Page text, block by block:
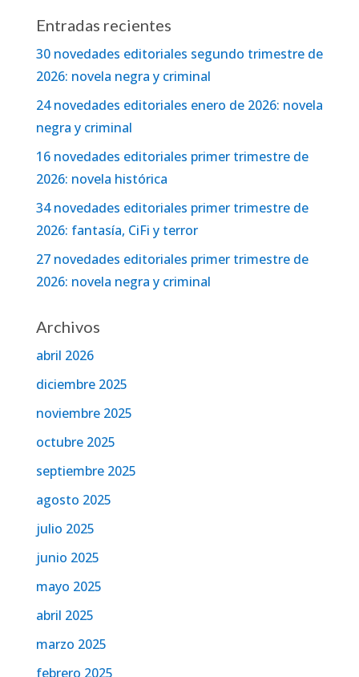
Entradas recientes
30 novedades editoriales segundo trimestre de
2026: novela negra y criminal
24 novedades editoriales enero de 2026: novela
negra y criminal
16 novedades editoriales primer trimestre de
2026: novela histórica
34 novedades editoriales primer trimestre de
2026: fantasía, CiFi y terror
27 novedades editoriales primer trimestre de
2026: novela negra y criminal
Archivos
abril 2026
diciembre 2025
noviembre 2025
octubre 2025
septiembre 2025
agosto 2025
julio 2025
junio 2025
mayo 2025
abril 2025
marzo 2025
febrero 2025